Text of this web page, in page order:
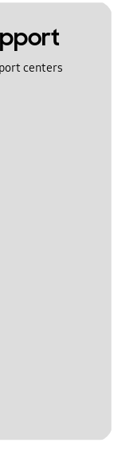
centers